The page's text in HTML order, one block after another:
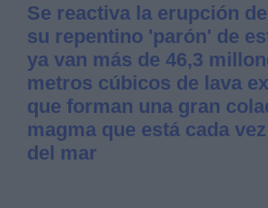
Se reactiva la erupción
su repentino 'parón' de
ya van más de 46,3
metros cúbicos de lava
que forman una gran
magma que está cada
del mar